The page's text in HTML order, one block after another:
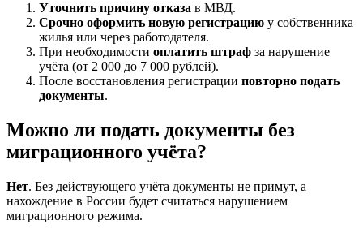
Уточнить причину отказа в МВД.
Срочно оформить новую регистрацию у собственника
жилья или через работодателя.
При необходимости оплатить штраф за нарушение
учёта (от 2 000 до 7 000 рублей).
После восстановления регистрации повторно подать
документы.
Можно ли подать документы без
миграционного учёта?
Нет. Без действующего учёта документы не примут, а
нахождение в России будет считаться нарушением
миграционного режима.